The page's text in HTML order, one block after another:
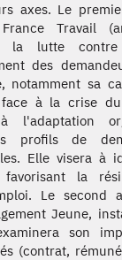
axes. Le
Travail
la lutte
des
notamment sa
à la crise du
l'adaptation
profils de
Elle visera à
favorisant la
Le second
Jeune,
son
(contrat,